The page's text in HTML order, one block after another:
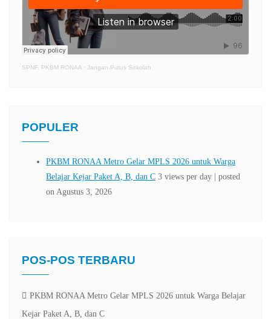
SPNF. PKBM RONAA · Jangan Putus Sekolah
POPULER
POS-POS TERBARU
PKBM RONAA Metro Gelar MPLS 2026 untuk Warga Belajar
Kejar Paket A, B, dan C